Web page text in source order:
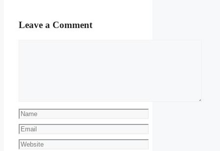
Leave a Comment
Name
Email
Website